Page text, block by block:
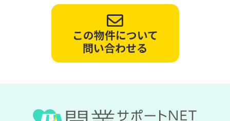
この物件について
問い合わせる